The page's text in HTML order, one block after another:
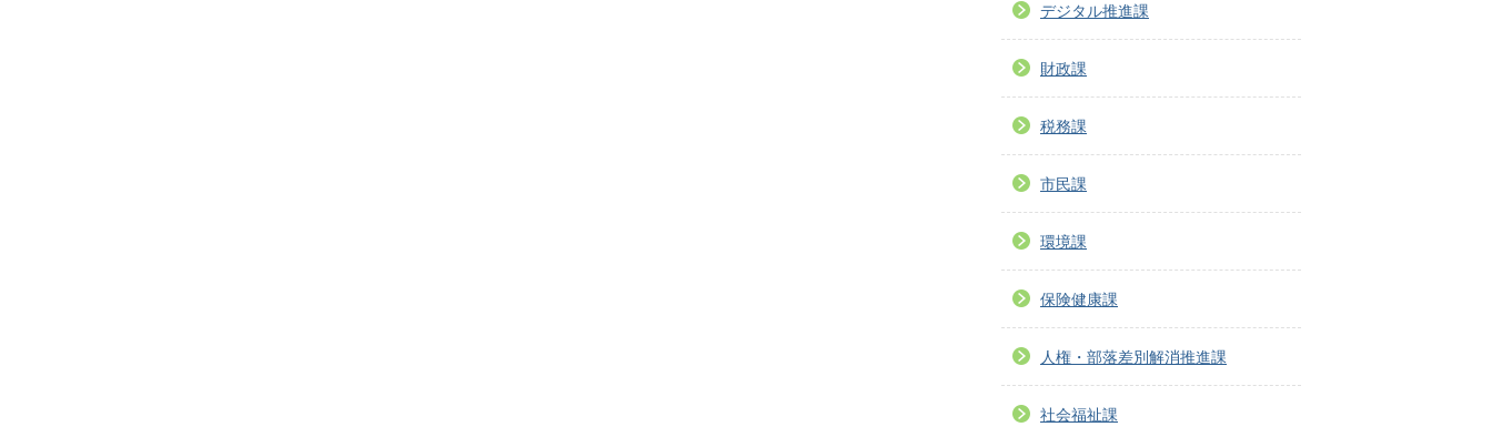
デジタル推進課
財政課
税務課
市民課
環境課
保険健康課
人権・部落差別解消推進課
社会福祉課